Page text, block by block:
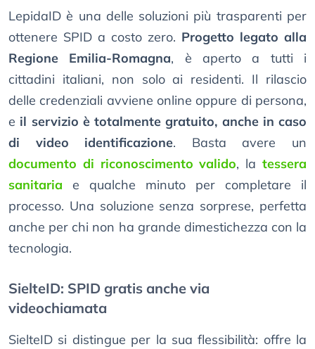
LepidaID è una delle soluzioni più trasparenti per
ottenere SPID a costo zero. Progetto legato alla
Regione Emilia-Romagna, è aperto a tutti i
cittadini italiani, non solo ai residenti. Il rilascio
delle credenziali avviene online oppure di persona,
e il servizio è totalmente gratuito, anche in caso
di video identificazione. Basta avere un
documento di riconoscimento valido, latessera
sanitaria e qualche minuto per completare il
processo. Una soluzione senza sorprese, perfetta
anche per chi non ha grande dimestichezza con la
tecnologia.
SielteID: SPID gratis anche via
videochiamata
SielteID si distingue per la sua flessibilità: offre la